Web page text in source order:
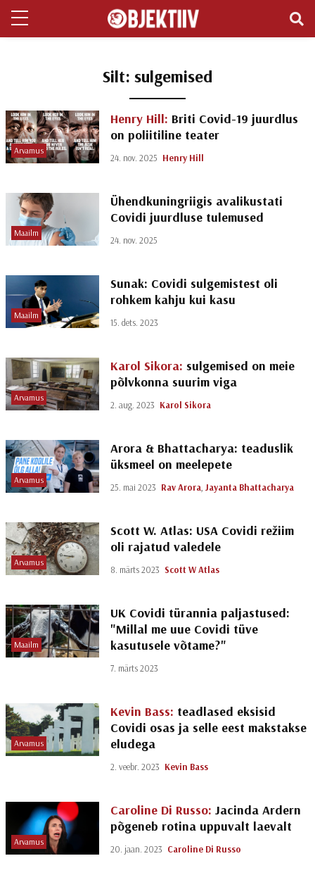
Silt: sulgemised
Arvamus
Henry Hill: Briti Covid-19 juurdlus
on poliitiline teater
24. nov. 2025 Henry Hill
Maailm
Ühendkuningriigis avalikustati
Covidi juurdluse tulemused
24. nov. 2025
Maailm
Sunak: Covidi sulgemistest oli
rohkem kahju kui kasu
15. dets. 2023
Arvamus
Karol Sikora: sulgemised on meie
põlvkonna suurim viga
2. aug. 2023 Karol Sikora
Arvamus
Arora & Bhattacharya: teaduslik
üksmeel on meelepete
25. mai 2023 Rav Arora Jayanta Bhattacharya
Arvamus
Scott W. Atlas: USA Covidi režiim
oli rajatud valedele
8. märts 2023 Scott W Atlas
Maailm
UK Covidi türannia paljastused:
"Millal me uue Covidi tüve
kasutusele võtame?"
7. märts 2023
Arvamus
Kevin Bass: teadlased eksisid
Covidi osas ja selle eest makstakse
eludega
2. veebr. 2023 Kevin Bass
Arvamus
Caroline Di Russo: Jacinda Ardern
põgeneb rotina uppuvalt laevalt
20. jaan. 2023 Caroline Di Russo